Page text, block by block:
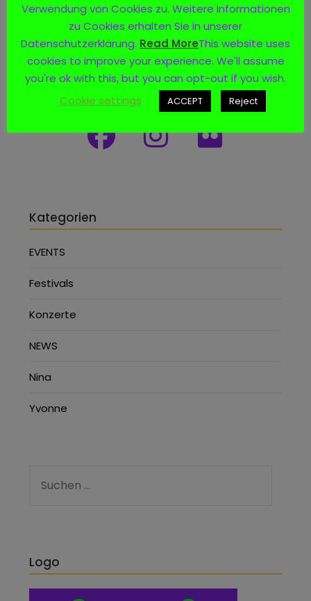
Social Media
Kategorien
EVENTS
Festivals
Konzerte
NEWS
Nina
Yvonne
Logo
Verwendung von Cookies zu. Weitere Informationen
zu Cookies erhalten Sie in unserer
Datenschutzerklärung. Read MoreThis website uses
cookies to improve your experience. We'll assume
you're ok with this, but you can opt-out if you wish.
Cookie settings
ACCEPT Reject